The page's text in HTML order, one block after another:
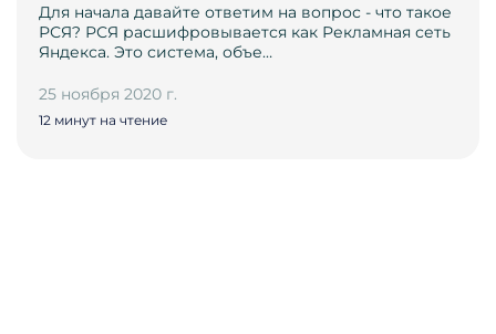
Для начала давайте ответим на вопрос - что такое
РСЯ? РСЯ расшифровывается как Рекламная сеть
Яндекса. Это система, объе…
25 ноября 2020 г.
12 минут на чтение